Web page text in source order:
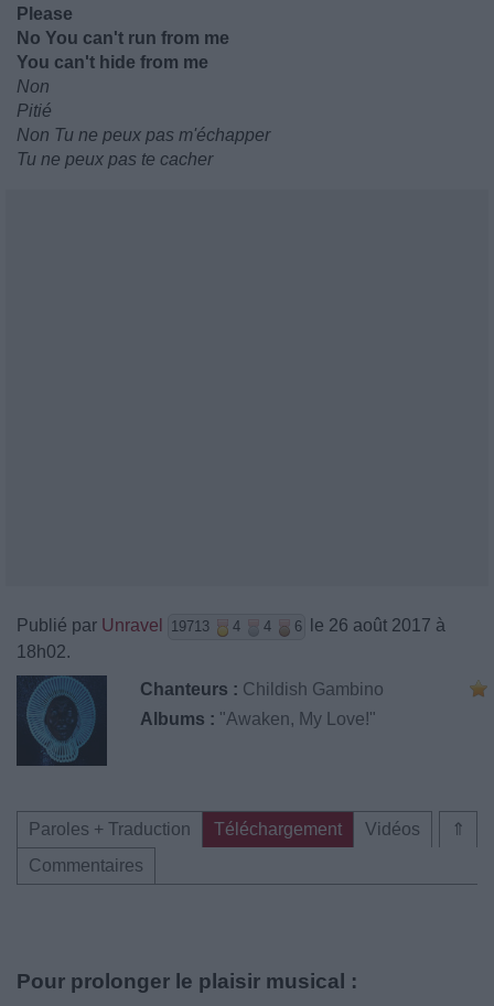
Please
No You can't run from me
You can't hide from me
Non
Pitié
Non Tu ne peux pas m'échapper
Tu ne peux pas te cacher
Publié par Unravel 19713 4 4 6
le 26 août 2017 à
18h02.
Chanteurs : Childish Gambino
Albums : "Awaken, My Love!"
⇑
Paroles + Traduction Téléchargement
Vidéos
Commentaires
Pour prolonger le plaisir musical :